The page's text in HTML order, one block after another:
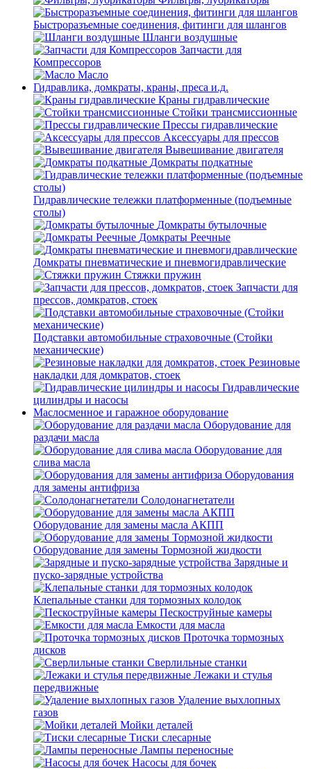
Быстроразъемные соединения, фитинги для шлангов
Шланги воздушные
Запчасти для
Компрессоров
Масло
Гидравлика, домкраты, краны, преса и.д.
Краны гидравлические
Стойки трансмиссионные
Прессы гидравлические
Аксессуары для прессов
Вывешивание двигателя
Домкраты подкатные
Гидравлические тележки платформенные (подъемные
столы)
Домкраты бутылочные
Домкраты Реечные
Домкраты пневматические и пневмогидравлические
Стяжки пружин
Запчасти для
прессов, домкратов, стоек
Подставки автомобильные страховочные (Стойки
механические)
Резиновые
накладки для домкратов, стоек
Гидравлические
цилиндры и насосы
Маслосменное и гаражное оборудование
Оборудование для
раздачи масла
Оборудование для
слива масла
Оборудования
для замены антифриза
Солодонагнетатели
Оборудование для замены масла АКПП
Оборудование для замены Тормозной жидкости
Зарядные и
пуско-зарядные устройства
Клепальные станки для тормозных колодок
Пескоструйные камеры
Емкости для масла
Проточка тормозных
дисков
Сверлильные станки
Лежаки и стулья
передвижные
Удаление выхлопных
газов
Мойки деталей
Тиски слесарные
Лампы переносные
Насосы для бочек